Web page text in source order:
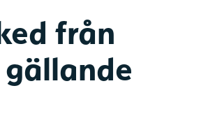
från